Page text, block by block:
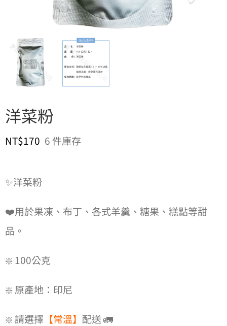
洋菜粉
NT$170 6 件庫存
✨洋菜粉
❤️用於果凍、布丁、各式羊羹、糖果、糕點等甜
品。
❇️ 100公克
❇️ 原產地：印尼
❇️ 請選擇 【常溫】 配送 🚛